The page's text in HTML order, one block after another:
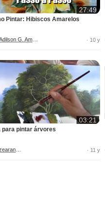
27:49
Pintar: Hibiscos Amarelos
· 10 y
03:21
para pintar árvores
· 11 y